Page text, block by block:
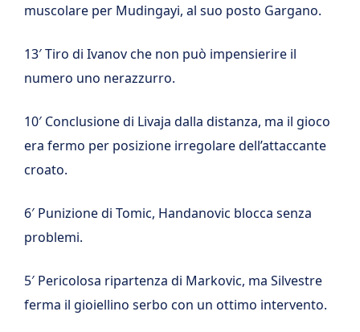
muscolare per Mudingayi, al suo posto Gargano.
13′ Tiro di Ivanov che non può impensierire il
numero uno nerazzurro.
10′ Conclusione di Livaja dalla distanza, ma il gioco
era fermo per posizione irregolare dell’attaccante
croato.
6′ Punizione di Tomic, Handanovic blocca senza
problemi.
5′ Pericolosa ripartenza di Markovic, ma Silvestre
ferma il gioiellino serbo con un ottimo intervento.